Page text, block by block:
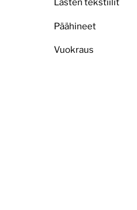
Lasten tekstiilit
Päähineet
Vuokraus